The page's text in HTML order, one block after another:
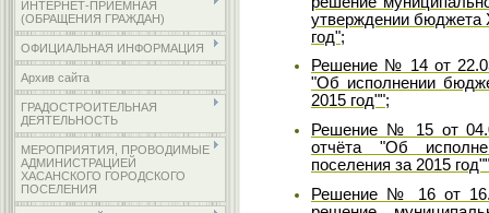
ИНТЕРНЕТ-ПРИЁМНАЯ
(ОБРАЩЕНИЯ ГРАЖДАН)
ОФИЦИАЛЬНАЯ ИНФОРМАЦИЯ
Архив сайта
ГРАДОСТРОИТЕЛЬНАЯ
ДЕЯТЕЛЬНОСТЬ
МЕРОПРИЯТИЯ, ПРОВОДИМЫЕ
АДМИНИСТРАЦИЕЙ
ХАСАНСКОГО ГОРОДСКОГО
ПОСЕЛЕНИЯ
утверждении бюджета
год";
Решение № 14 от
"Об исполнении
2015 год"";
Решение № 15 от
отчёта "Об
поселения за 2015
Решение № 16 от